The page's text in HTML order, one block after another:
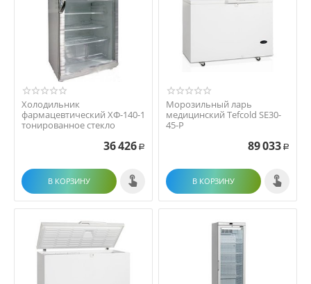
Холодильник
фармацевтический ХФ-140-1
тонированное стекло
36 426 Р
В КОРЗИНУ
Морозильный ларь
медицинский Tefcold SE30-
45-P
89 033 Р
В КОРЗИНУ